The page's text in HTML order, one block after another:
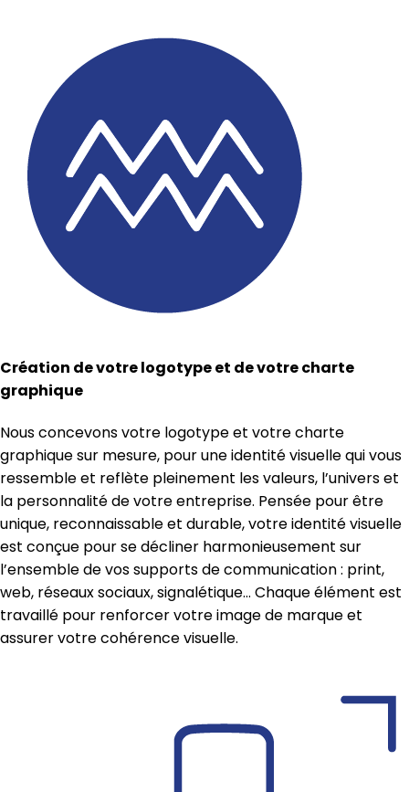
Création de votre logotype et de votre charte
graphique
Nous concevons votre logotype et votre charte
graphique sur mesure, pour une identité visuelle qui vous
ressemble et reflète pleinement les valeurs, l’univers et
la personnalité de votre entreprise. Pensée pour être
unique, reconnaissable et durable, votre identité visuelle
est conçue pour se décliner harmonieusement sur
l’ensemble de vos supports de communication : print,
web, réseaux sociaux, signalétique… Chaque élément est
travaillé pour renforcer votre image de marque et
assurer votre cohérence visuelle.